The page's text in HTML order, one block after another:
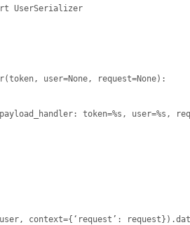
UserSerializer
user=None, request=None):
token=%s, user=%s,
context={‘request’: